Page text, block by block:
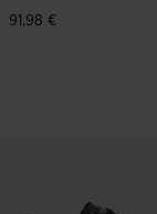
91,98 €